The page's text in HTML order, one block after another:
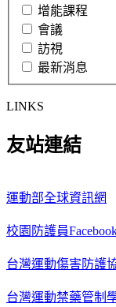
增能課程
會議
訪視
最新消息
LINKS
友站連結
運動部全球資訊網
校園防護員
台灣運動傷害防護
台灣運動禁藥管制